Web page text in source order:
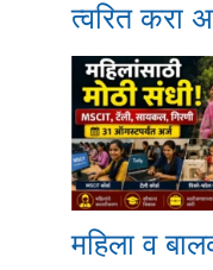
त्वरित करा
महिला व